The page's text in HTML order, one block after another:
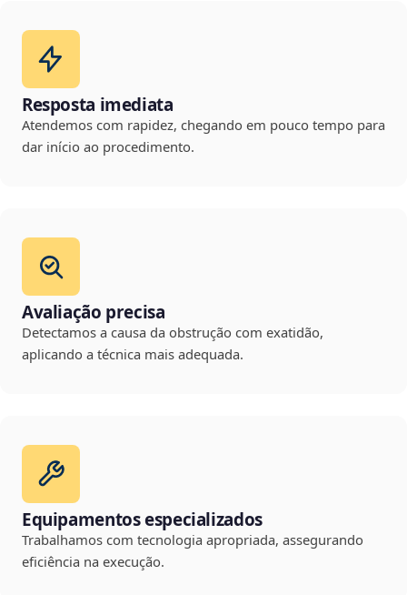
Resposta imediata
Atendemos com rapidez, chegando em pouco tempo para
dar início ao procedimento.
Avaliação precisa
Detectamos a causa da obstrução com exatidão,
aplicando a técnica mais adequada.
Equipamentos especializados
Trabalhamos com tecnologia apropriada, assegurando
eficiência na execução.